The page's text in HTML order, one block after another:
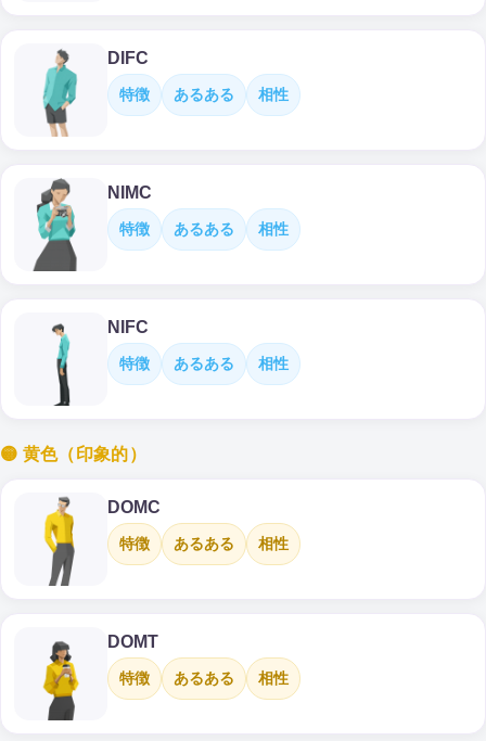
DIFC
特徴 あるある 相性
NIMC
特徴 あるある 相性
NIFC
特徴 あるある 相性
🟡 黄色（印象的）
DOMC
特徴 あるある 相性
DOMT
特徴 あるある 相性